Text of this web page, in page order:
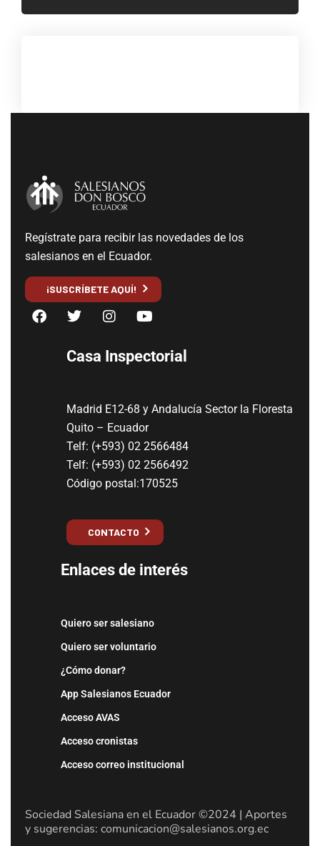
Regístrate para recibir las novedades de los
salesianos en el Ecuador.
¡SUSCRÍBETE AQUÍ!
Casa Inspectorial
Madrid E12-68 y Andalucía Sector la Floresta
Quito – Ecuador
Telf: (+593) 02 2566484
Telf: (+593) 02 2566492
Código postal:170525
CONTACTO
Enlaces de interés
Quiero ser salesiano
Quiero ser voluntario
¿Cómo donar?
App Salesianos Ecuador
Acceso AVAS
Acceso cronistas
Acceso correo institucional
Sociedad Salesiana en el Ecuador ©2024 | Aportes
y sugerencias: comunicacion@salesianos.org.ec